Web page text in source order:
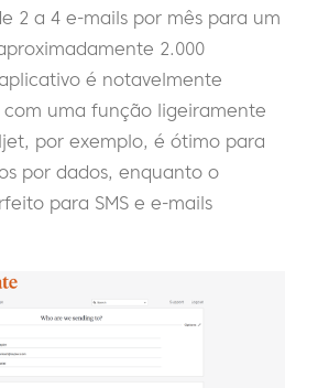
2 a 4 e-mails por mês para um
2.000
é notavelmente
com uma função ligeiramente
por exemplo, é ótimo para
por dados, enquanto o
para SMS e e-mails